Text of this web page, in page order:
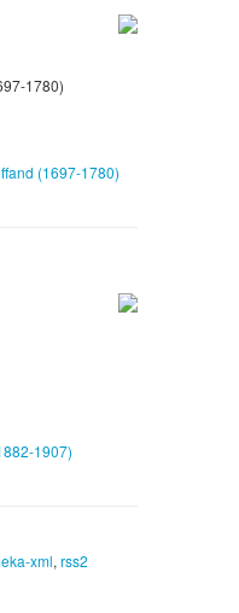
1780)
(1697-1780)
1907)
xml, rss2